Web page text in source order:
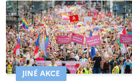
JINÉ AKCE